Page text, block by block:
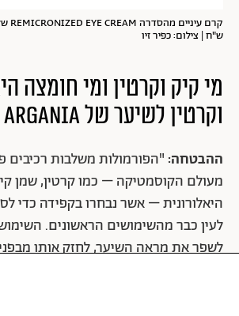
ש"ח | צילום: כפיר זיו
מי קיק וקרטין ומי חומצה
וקרטין לשיער שלARGANIA
ההבטחה: "הפורמולות משלבות רכיבים
מעולם הקוסמטיקה – כמו קרטין, שמן
היאלורונית – אשר נבחרו בקפידה כדי
לעין כבר מהשימושים הראשונים. השימוש
לשפר את מראה השיער, לחזק אותו